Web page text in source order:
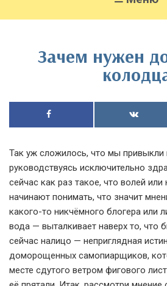
Зачем нужен
Так уж сложилось, что мы привыкли
руководствуясь исключительно
сейчас как раз такое, что волей
начинают понимать, что значит
какого-то никчёмного блогера или
вода — выталкивает наверх то, что
сейчас налицо — неприглядная
доморощенных самопиарщиков,
месте сдутого ветром фигового